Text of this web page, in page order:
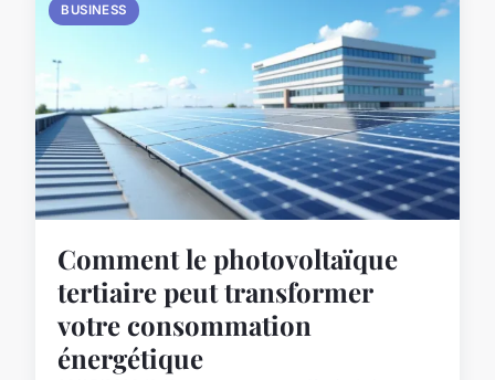
BUSINESS
Comment le photovoltaïque
tertiaire peut transformer
votre consommation
énergétique